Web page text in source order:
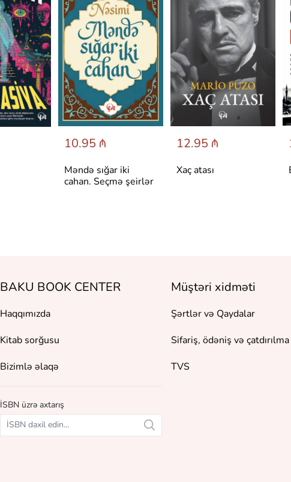
10.95 ₼
Məndə sığar iki
cahan. Seçmə şeirlər
12.95 ₼
Xaç atası
BAKU BOOK CENTER
Haqqımızda
Kitab sorğusu
Bizimlə əlaqə
İSBN üzrə axtarış
Müştəri xidməti
Şərtlər və Qaydalar
Sifariş, ödəniş və çatdırılma
TVS